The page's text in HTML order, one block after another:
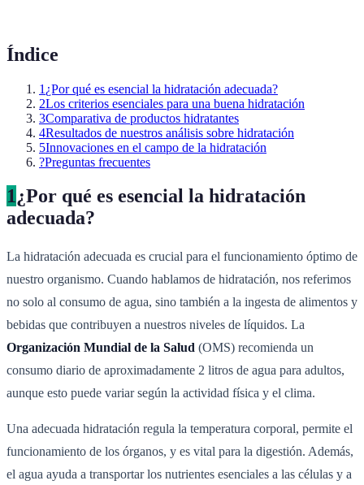
Índice
1 ¿Por qué es esencial la hidratación adecuada?
2Los criterios esenciales para una buena hidratación
3Comparativa de productos hidratantes
4Resultados de nuestros análisis sobre hidratación
5Innovaciones en el campo de la hidratación
?Preguntas frecuentes
1¿Por qué es esencial la hidratación
adecuada?
La hidratación adecuada es crucial para el funcionamiento óptimo de
nuestro organismo. Cuando hablamos de hidratación, nos referimos
no solo al consumo de agua, sino también a la ingesta de alimentos y
bebidas que contribuyen a nuestros niveles de líquidos. La
Organización Mundial de la Salud (OMS) recomienda un
consumo diario de aproximadamente 2 litros de agua para adultos,
aunque esto puede variar según la actividad física y el clima.
Una adecuada hidratación regula la temperatura corporal, permite el
funcionamiento de los órganos, y es vital para la digestión. Además,
el agua ayuda a transportar los nutrientes esenciales a las células y a